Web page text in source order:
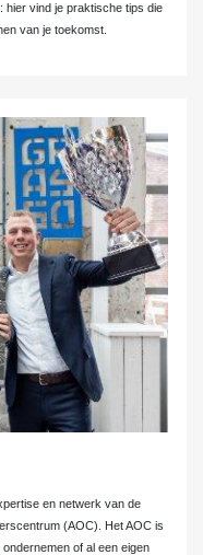
hier vind je praktische tips die
van je toekomst.
en netwerk van de
(AOC). Het AOC is
of al een eigen